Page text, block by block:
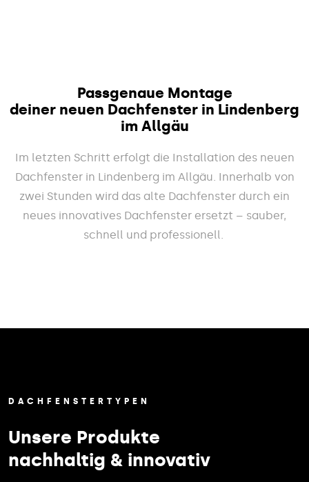
Passgenaue Montage
deiner neuen Dachfenster in Lindenberg
im Allgäu
Im letzten Schritt erfolgt die Installation des neuen
Dachfenster in Lindenberg im Allgäu. Innerhalb von
zwei Stunden wird das alte Dachfenster durch ein
neues innovatives Dachfenster ersetzt – sauber,
schnell und professionell.
DACHFENSTERTYPEN
Unsere Produkte
nachhaltig & innovativ